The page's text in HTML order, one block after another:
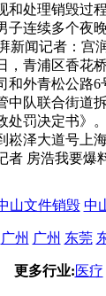
处理销毁过
连续多个夜
新闻记者：
青浦区香花
外青松公路
队联合街道
罚决定书
泽大道号上
房浩我要爆
山文件销毁 中
广州 广州 东莞
更多行业:医疗